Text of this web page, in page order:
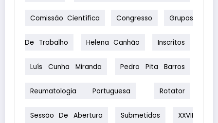
Comissão Científica Congresso Grupos
De Trabalho Helena Canhão Inscritos
Luís Cunha Miranda Pedro Pita Barros
Reumatologia Portuguesa Rotator
Sessão De Abertura Submetidos XXVII